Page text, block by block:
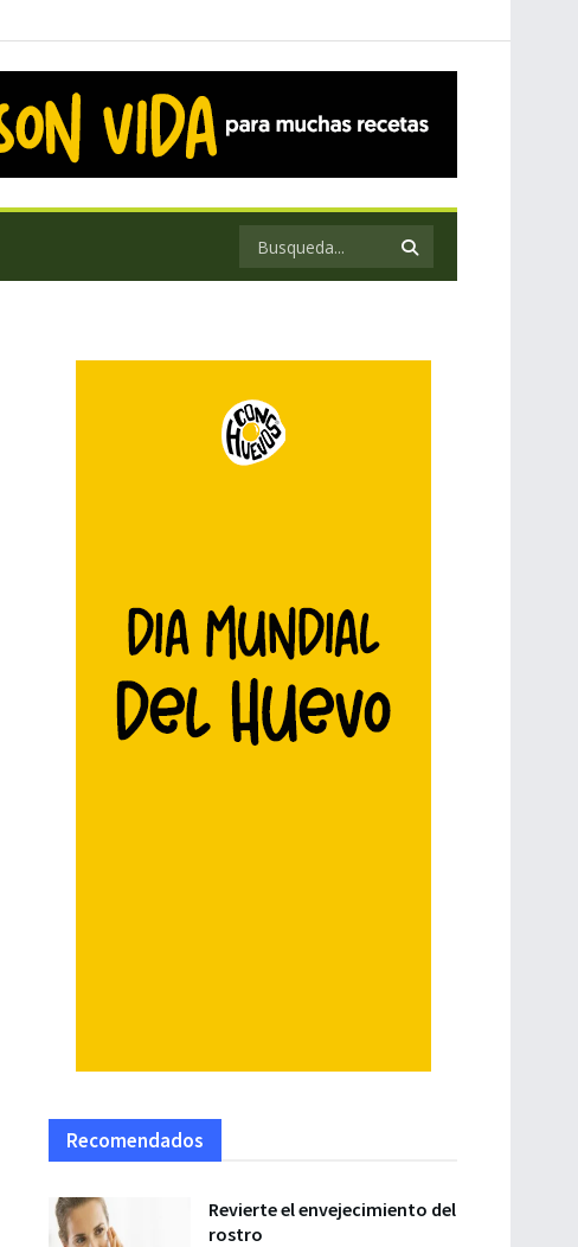
Recomendados
Revierte el envejecimiento del
rostro